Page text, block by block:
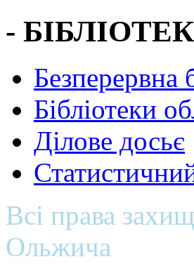
-
Безперервна
Бібліотеки
Ділове досьє
Всі права
Ольжича